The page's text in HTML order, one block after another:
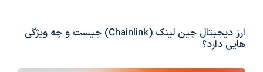
ارز دیجیتال چین لینک (Chainlink) چیست و چه ویژگی
هایی دارد؟